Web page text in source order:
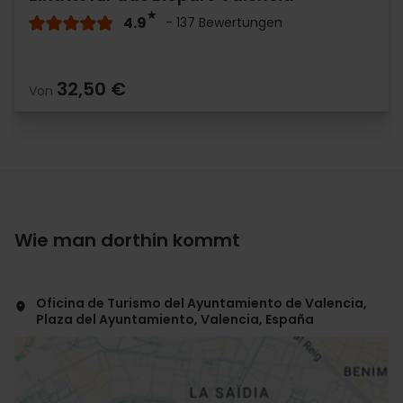
4.9 - 137 Bewertungen
Von 32,50 €
Wie man dorthin kommt
Oficina de Turismo del Ayuntamiento de Valencia,
Plaza del Ayuntamiento, Valencia, España